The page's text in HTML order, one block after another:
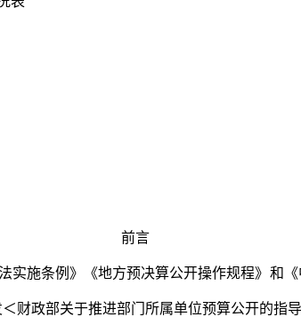
前言
实施条例》《地方预决算公开操作规程》和
财政部关于推进部门所属单位预算公开的指